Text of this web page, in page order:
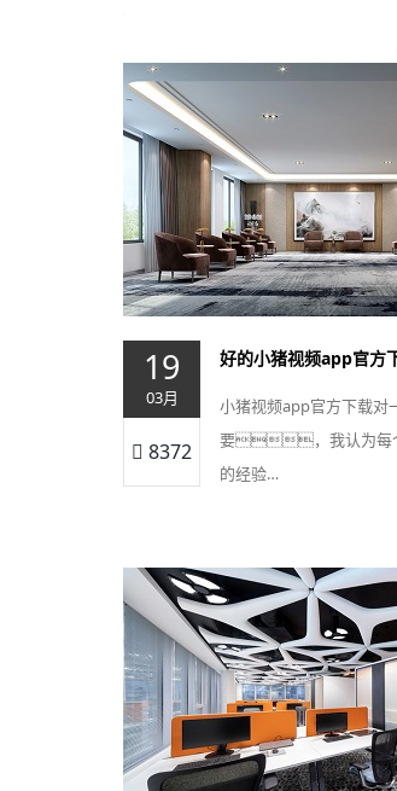
19
03月
8372
小猪视频app官方下载对
要，我认为每
的经验…